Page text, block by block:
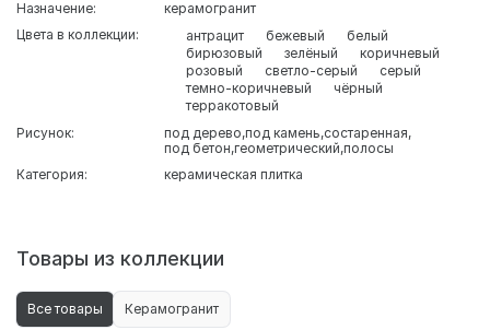
Назначение:
керамогранит
Цвета в коллекции:
антрацит бежевый
белый
бирюзовый
зелёный
коричневый
розовый
светло-серый
серый
темно-коричневый
чёрный
терракотовый
Рисунок:
под дерево под камень состаренная
под бетон геометрический полосы
Категория:
керамическая плитка
Товары из коллекции
Все товары Керамогранит